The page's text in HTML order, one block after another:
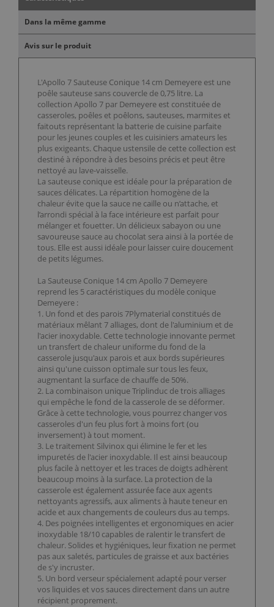
Dans la même gamme
Avis sur le produit
L'Apollo 7 Sauteuse Conique 14 cm Demeyere est une
poêle sauteuse sans couvercle de 0,75 litre. La
collection Apollo 7 par Demeyere est constituée de
casseroles, poêles et poêlons, sauteuses, marmites et
faitouts représentant la batterie de cuisine parfaite
pour les jeunes couples et les cuisiniers amateurs les
plus exigeants. Chaque ustensile de cette collection est
destiné à répondre à des besoins précis et peut être
nettoyé au lave-vaisselle.
La sauteuse conique est idéale pour la préparation de
sauces délicates. La répartition homogène de la
chaleur évite que la sauce ne caille ou n’attache, et
l’arrondi spécial à la face intérieure est parfait pour
mélanger et fouetter. Un délicieux sabayon ou une
savoureuse sauce au chocolat sera ainsi à la portée de
tous. Elle est aussi idéale pour laisser cuire doucement
de petits légumes.
La Sauteuse Conique 14 cm Apollo 7 Demeyere
reprend les 5 caractéristiques du modèle conique
Demeyere :
1. Un fond et des parois 7Plymaterial constitués de
matériaux mêlant 7 alliages, dont de l'aluminium et de
l'acier inoxydable. Cette technologie innovante permet
un transfert de chaleur uniforme du fond de la
casserole jusqu'aux parois et aux bords supérieures
ainsi qu'une cuisson optimale sur tous les feux,
augmentant la surface de chauffe de 50%.
2. La combinaison unique Triplinduc de trois alliages
qui empêche le fond de la casserole de se déformer.
Grâce à cette technologie, vous pourrez changer vos
casseroles d'un feu plus fort à moins fort (ou
inversement) à tout moment.
3. Le traitement Silvinox qui élimine le fer et les
impuretés de l'acier inoxydable. Il est ainsi beaucoup
plus facile à nettoyer et les traces de doigts adhèrent
beaucoup moins à la surface. La protection de la
casserole est également assurée face aux agents
nettoyants agressifs, aux aliments à haute teneur en
acide et aux changements de couleurs dus au temps.
4. Des poignées intelligentes et ergonomiques en acier
inoxydable 18/10 capables de ralentir le transfert de
chaleur. Solides et hygiéniques, leur fixation ne permet
pas aux saletés, particules de graisse et aux bactéries
de s'y incruster.
5. Un bord verseur spécialement adapté pour verser
vos liquides et vos sauces directement dans un autre
récipient proprement.